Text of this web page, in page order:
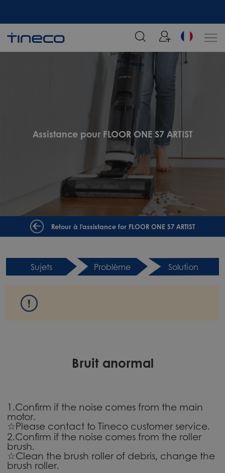
Rejoignez notre liste de diffusion et profitez de 5% de réduction sur votre
commande chez Tineco
Assistance pour FLOOR ONE S7 ARTIST
Retour à l'assistance for FLOOR ONE S7 ARTIST
Sujets Problème Solution
Bruit anormal
1.Confirm if the noise comes from the main
motor.
☆Please contact to Tineco customer service.
2.Confirm if the noise comes from the roller
brush.
☆Clean the brush roller of debris, change the
brush roller.